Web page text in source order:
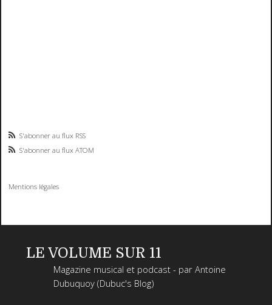
S'abonner au flux RSS
S'abonner au flux ATOM
Mentions légales
LE VOLUME SUR 11
Magazine musical et podcast - par Antoine
Dubuquoy (Dubuc's Blog)